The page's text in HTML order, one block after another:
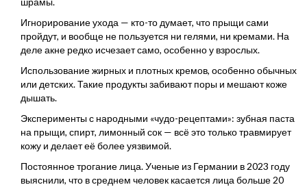
Игнорирование ухода — кто-то думает, что прыщи сами
пройдут, и вообще не пользуется ни гелями, ни кремами. На
деле акне редко исчезает само, особенно у взрослых.
Использование жирных и плотных кремов, особенно обычных
или детских. Такие продукты забивают поры и мешают коже
дышать.
Эксперименты с народными «чудо-рецептами»: зубная паста
на прыщи, спирт, лимонный сок — всё это только травмирует
кожу и делает её более уязвимой.
Постоянное трогание лица. Ученые из Германии в 2023 году
выяснили, что в среднем человек касается лица больше 20